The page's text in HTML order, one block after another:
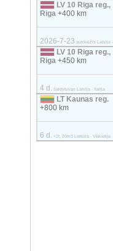
LV 10 Riga reg.,
Riga+400 km
2026-7-23 autovežis Latvija
LV 10 Riga reg.,
Riga+450 km
4 d. šaldytuvas Latvija - Italija
LT Kaunas reg.
+800 km
6 d. <2t, 20m3 Lietuva - Vokietija